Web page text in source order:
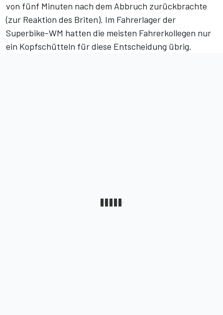
von fünf Minuten nach dem Abbruch zurückbrachte
(zur Reaktion des Briten). Im Fahrerlager der
Superbike-WM hatten die meisten Fahrerkollegen nur
ein Kopfschütteln für diese Entscheidung übrig.